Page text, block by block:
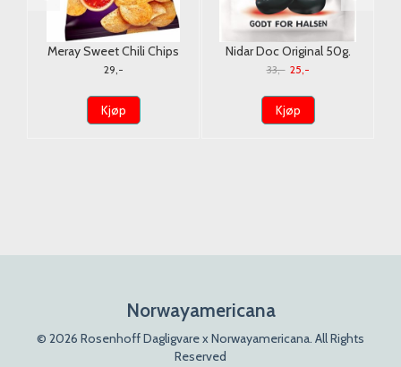
Meray Sweet Chili Chips
110g.
29,-
Kjøp
Nidar Doc Original 50g.
33,- 25,-
Kjøp
Norwayamericana
© 2026 Rosenhoff Dagligvare x Norwayamericana. All Rights
Reserved